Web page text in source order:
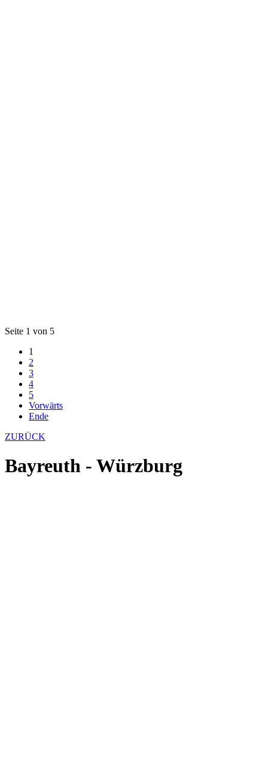
Seite 1 von 5
1
2
3
4
5
Vorwärts
Ende
ZURÜCK
Bayreuth - Würzburg